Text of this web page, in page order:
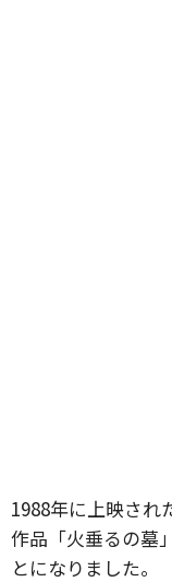
1988年に上映され
作品「火垂るの墓
とになりました。